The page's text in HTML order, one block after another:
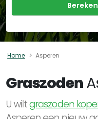
Home Asperen
Graszoden
U wiltgraszoden